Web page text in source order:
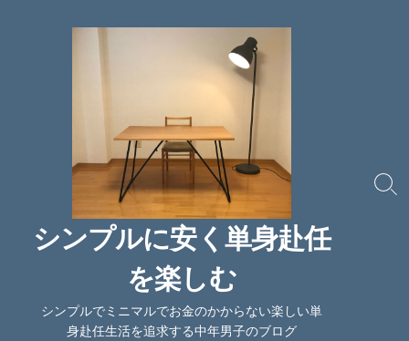
シンプルに安く単身赴任
を楽しむ
シンプルでミニマルでお金のかからない楽しい単
身赴任生活を追求する中年男子のブログ
検